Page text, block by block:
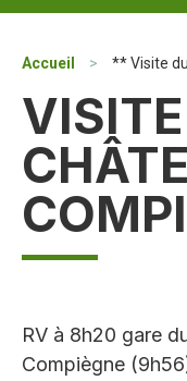
Accueil > ** Visite
RV à 8h20 gare
Compiègne